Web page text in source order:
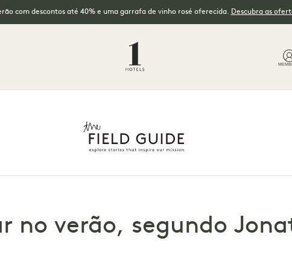
com descontos até 40% e uma garrafa de vinho rosé oferecida. Descubra as
no verão, segundo